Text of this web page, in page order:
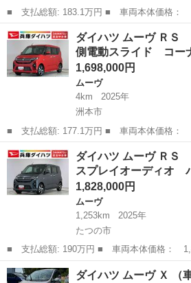
■ 支払総額: 183.1万円 ■ 車両本体価格： 1,758,000 円 ■ メーカ
ー名： ダイハツ ■ 車種名： ムーヴ ■
ーボ クルコン 両側電動スライド コーナ
１年保証...
兵庫 たつの市
ダイハツ ムーヴ Ｒ
側電動スライド コ
1,698,000円
ムーヴ
4km
2025年
洲本市
■ 支払総額: 177.1万円 ■ 車両本体価格： 1,698,000 円 ■ メーカ
ー名： ダイハツ ■ 車種名： ムーヴ ■
ーボ クルコン 両側電動スライド コーナ
１年保証...
兵庫 洲本市 ムーヴ
ダイハツ ムーヴ Ｒ
スプレイオーディオ
1,828,000円
ムーヴ
1,253km
2025年
たつの市
■ 支払総額: 190万円 ■ 車両本体価格： 1,828,000 円 ■ メーカー
名： ダイハツ ■ 車種名： ムーヴ ■ グ
ボ ９インチディスプレイオーディオ パ
兵庫 たつの市
ダイハツ ムーヴ Ｘ （